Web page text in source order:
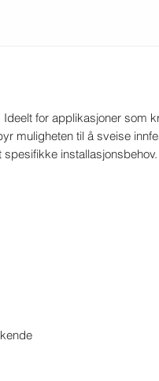
for applikasjoner som
muligheten til å sveise
installasjonsbehov.